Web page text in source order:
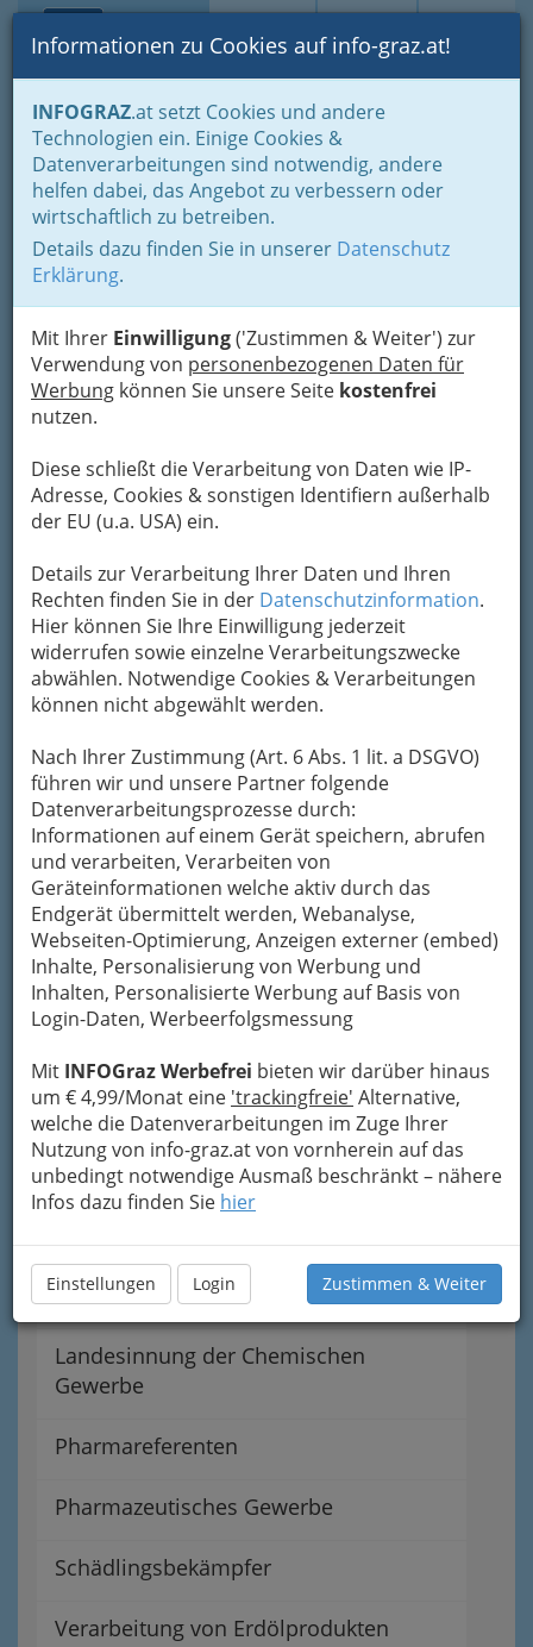
Suche Login Toggle
Informationen zu Cookies auf info-graz.at!
INFOGRAZ.at setzt Cookies und andere
Technologien ein. Einige Cookies &
Datenverarbeitungen sind notwendig, andere
helfen dabei, das Angebot zu verbessern oder
wirtschaftlich zu betreiben.
Details dazu finden Sie in unserer Datenschutz
Erklärung.
Mit Ihrer Einwilligung('Zustimmen & Weiter') zur
Verwendung von personenbezogenen Daten für
Werbung können Sie unsere Seite kostenfrei
nutzen.
Diese schließt die Verarbeitung von Daten wie IP-
Adresse, Cookies & sonstigen Identifiern außerhalb
der EU (u.a. USA) ein.
Details zur Verarbeitung Ihrer Daten und Ihren
Rechten finden Sie in der Datenschutzinformation.
Hier können Sie Ihre Einwilligung jederzeit
widerrufen sowie einzelne Verarbeitungszwecke
abwählen. Notwendige Cookies & Verarbeitungen
können nicht abgewählt werden.
Nach Ihrer Zustimmung (Art. 6 Abs. 1 lit. a DSGVO)
führen wir und unsere Partner folgende
Datenverarbeitungsprozesse durch:
Informationen auf einem Gerät speichern, abrufen
und verarbeiten, Verarbeiten von
Geräteinformationen welche aktiv durch das
Endgerät übermittelt werden, Webanalyse,
Webseiten-Optimierung, Anzeigen externer (embed)
Inhalte, Personalisierung von Werbung und
Inhalten, Personalisierte Werbung auf Basis von
Login-Daten, Werbeerfolgsmessung
Mit INFOGraz Werbefrei bieten wir darüber hinaus
um € 4,99/Monat eine 'trackingfreie' Alternative,
welche die Datenverarbeitungen im Zuge Ihrer
Nutzung von info-graz.at von vornherein auf das
unbedingt notwendige Ausmaß beschränkt – nähere
Infos dazu finden Sie hier
Einstellungen Login Zustimmen & Weiter
Home Branchen
Gewerbe, Handwerk, Banken
Gewerbe & Handwerk, Gliederung der WKO
Chemisches Gewerbe
Erzeugung chem.-techn. Produkte inkl. Farben- & Lackerzeuger
Dr. Dieter Dreveny
Herrandgasse 7, 8010 Graz
+43 316 845 713
+43 316 324 198
Karte
Adresse mit Google Maps anschauen
Chemische Laboratorien
Erzeugung chem.-techn. Produkte inkl.
Farben- & Lackerzeuger
Erzeugung kosmetischer Produkte &
von Parfümeriewaren
Landesinnung der Chemischen
Gewerbe
Pharmareferenten
Pharmazeutisches Gewerbe
Schädlingsbekämpfer
Verarbeitung von Erdölprodukten